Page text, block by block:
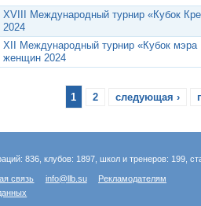
XVIII Международный турнир «Кубок
2024
XII Международный турнир «Кубок
женщин 2024
1 2 следующая ›
836, клубов: 1897, школ и тренеров: 199,
связь info@llb.su
Рекламодателям